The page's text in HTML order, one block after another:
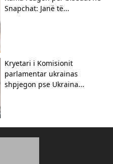
Snapchat: Janë të...
Kryetari i Komisionit
parlamentar ukrainas
shpjegon pse Ukraina...